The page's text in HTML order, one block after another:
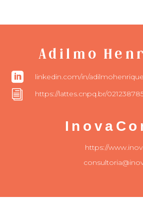
Adilmo
 linkedin.com/in/adilmohenrique
i https://lattes.cnpq.br/
https://